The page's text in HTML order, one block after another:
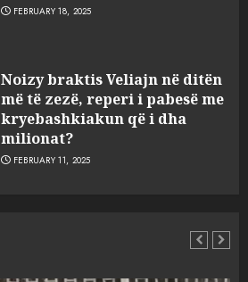
FEBRUARY 18, 2025
Noizy braktis Veliajn në ditën
më të zezë, reperi i pabesë me
kryebashkiakun që i dha
milionat?
FEBRUARY 11, 2025
sulmuan “One Albania”,
ngjarja u fsheh. A u vodhën
serverat?
MARCH 25, 2025